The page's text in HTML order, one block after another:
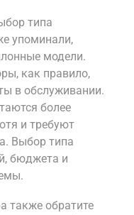
типа
упоминали,
модели.
как правило,
в обслуживании.
более
и требуют
Выбор типа
бюджета и
также обратите